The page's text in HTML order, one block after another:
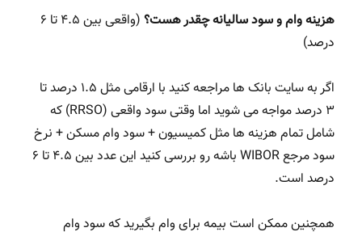
هزینه وام و سود سالیانه چقدر هست؟
(واقعی بین ۴.۵ تا ۶
درصد)
اگر به سایت بانک ها مراجعه کنید با ارقامی مثل ۱.۵ درصد تا
۳ درصد مواجه می شوید اما وقتی سود واقعی (RRSO) که
شامل تمام هزینه ها مثل کمیسیون + سود وام مسکن + نرخ
سود مرجع WIBOR باشه رو بررسی کنید این عدد بین ۴.۵ تا ۶
درصد است.
همچنین ممکن است بیمه برای وام بگیرید که سود وام